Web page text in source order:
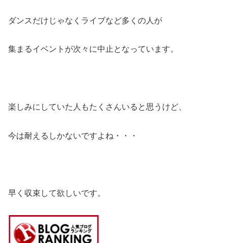
ダンスだけじゃなくライブなど多くの人が
集まるイベントが次々に中止となっています。
楽しみにしていた人もたくさんいると思うけど、
今は耐えるしかないですよね・・・
早く収束して欲しいです。